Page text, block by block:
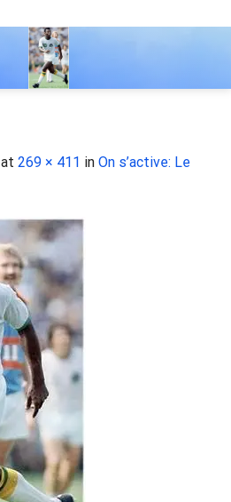
at 269 × 411 in On s’active: Le